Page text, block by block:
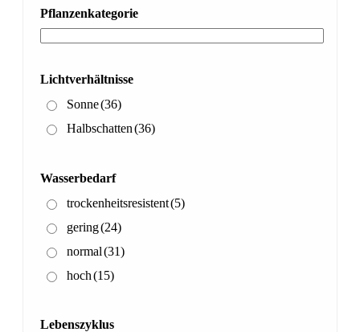
Pflanzenkategorie
Lichtverhältnisse
Sonne(36)
Halbschatten(36)
Wasserbedarf
trockenheitsresistent(5)
gering(24)
normal(31)
hoch(15)
Lebenszyklus